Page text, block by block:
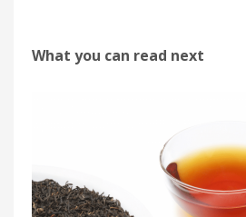
What you can read next